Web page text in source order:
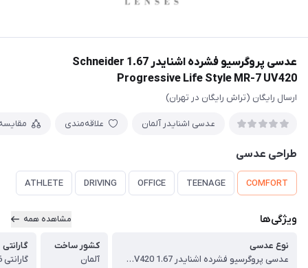
عدسی پروگرسیو فشرده اشنایدر 1.67 Schneider
Progressive Life Style MR-7 UV420
ارسال رایگان (تراش رایگان در تهران)
عدسی اشنایدر آلمان علاقه‌مندی
طراحی عدسی
COMFORT
TEENAGE
OFFICE
DRIVING
ATHLETE
ویژگی‌ها مشاهده همه
نوع عدسی
عدسی پروگرسیو فشرده اشنایدر 1.67 Schneider Progressive Life Style MR-7 UV420
کشور ساخت
آلمان
گارانتی
گارانتی 36 ماهه پوشش عدسی